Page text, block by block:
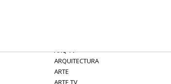
ARQ TV
ARQUITECTURA
ARTE
ARTE TV